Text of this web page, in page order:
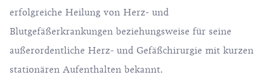
erfolgreiche Heilung von Herz- und
Blutgefäßerkrankungen beziehungsweise für seine
außerordentliche Herz- und Gefäßchirurgie mit kurzen
stationären Aufenthalten bekannt.